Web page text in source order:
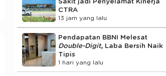
Sakit jadi Penyelamat Kinerja
CTRA
13 jam yang lalu
Pendapatan BBNI Melesat
Double-Digit, Laba Bersih Naik
Tipis
1 hari yang lalu